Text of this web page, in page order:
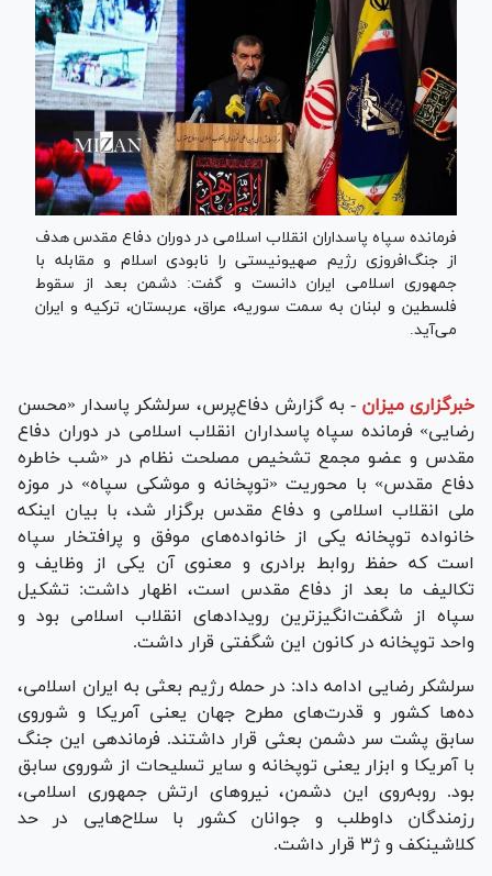
فرمانده سپاه پاسداران انقلاب اسلامی در دوران دفاع مقدس هدف
از جنگ‌افروزی رژیم صهیونیستی را نابودی اسلام و مقابله با
جمهوری اسلامی ایران دانست و گفت: دشمن بعد از سقوط
فلسطین و لبنان به سمت سوریه، عراق، عربستان، ترکیه و ایران
می‌آید.
خبرگزاری میزان - به گزارش دفاع‌پرس، سرلشکر پاسدار «محسن
رضایی» فرمانده سپاه پاسداران انقلاب اسلامی در دوران دفاع
مقدس و عضو مجمع تشخیص مصلحت نظام در «شب خاطره
دفاع مقدس» با محوریت «توپخانه و موشکی سپاه» در موزه
ملی انقلاب اسلامی و دفاع مقدس برگزار شد، با بیان اینکه
خانواده توپخانه یکی از خانواده‌های موفق و پرافتخار سپاه
است که حفظ روابط برادری و معنوی آن یکی از وظایف و
تکالیف ما بعد از دفاع مقدس است، اظهار داشت: تشکیل
سپاه از شگفت‌انگیزترین رویداد‌های انقلاب اسلامی بود و
واحد توپخانه در کانون این شگفتی قرار داشت.
سرلشکر رضایی ادامه داد: در حمله رژیم بعثی به ایران اسلامی،
ده‌ها کشور و قدرت‌های مطرح جهان یعنی آمریکا و شوروی
سابق پشت سر دشمن بعثی قرار داشتند. فرماندهی این جنگ
با آمریکا و ابزار یعنی توپخانه و سایر تسلیحات از شوروی سابق
بود. روبه‌روی این دشمن، نیرو‌های ارتش جمهوری اسلامی،
رزمندگان داوطلب و جوانان کشور با سلاح‌هایی در حد
کلاشینکف و ژ۳ قرار داشت.